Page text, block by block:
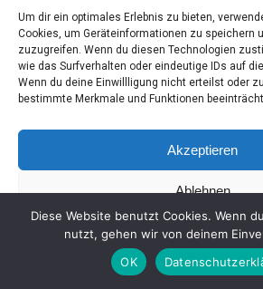
Um dir ein optimales Erlebnis zu bieten,
Cookies, um Geräteinformationen zu speichern
zuzugreifen. Wenn du diesen Technologien
wie das Surfverhalten oder eindeutige IDs auf
Wenn du deine Einwillligung nicht erteilst oder
bestimmte Merkmale und Funktionen
Akzeptieren
Ablehnen
Einstellungen
Coo­kie-Richt­li­nieDaten­schutz
Diese Website benutzt Cookies. Wenn
nutzt, gehen wir von deinem
OK